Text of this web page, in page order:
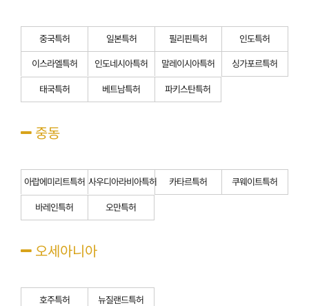
중국특허 일본특허 필리핀특허 인도특허
이스라엘특허 인도네시아특허 말레이시아특허 싱가포르특허
태국특허 베트남특허 파키스탄특허
중동
아랍에미리트특허 사우디아라비아특허 카타르특허 쿠웨이트특허
바레인특허 오만특허
오세아니아
호주특허 뉴질랜드특허